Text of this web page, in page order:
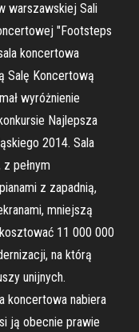
warszawskiej Sali
"Footsteps
koncertowa
Salę Koncertową
wyróżnienie
Najlepsza
2014. Sala
pełnym
z zapadnią,
mniejszą
11 000 000
na którą
unijnych.
koncertowa nabiera
ją obecnie prawie